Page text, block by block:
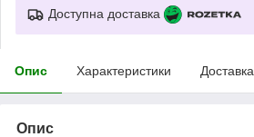
Доступна доставка
Опис Характеристики Доставка
Опис